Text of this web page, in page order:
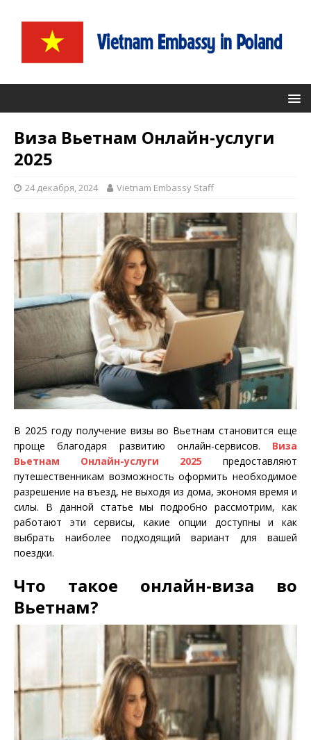
Виза Вьетнам Онлайн-услуги
2025
24 декабря, 2024 Vietnam Embassy Staff
В 2025 году получение визы во Вьетнам становится еще
проще благодаря развитию онлайн-сервисов. Виза
Вьетнам Онлайн-услуги 2025 предоставляют
путешественникам возможность оформить необходимое
разрешение на въезд, не выходя из дома, экономя время и
силы. В данной статье мы подробно рассмотрим, как
работают эти сервисы, какие опции доступны и как
выбрать наиболее подходящий вариант для вашей
поездки.
Что такое онлайн-виза во
Вьетнам?